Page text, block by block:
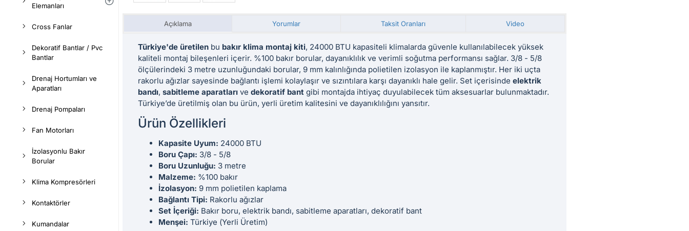
Elemanları
Cross Fanlar
Dekoratif Bantlar / Pvc
Bantlar
Drenaj Hortumları ve
Aparatları
Drenaj Pompaları
Fan Motorları
İzolasyonlu Bakır
Borular
Klima Kompresörleri
Kontaktörler
Kumandalar
Açıklama Yorumlar Taksit Oranları Video
Türkiye'de üretilen bu bakır klima montaj kiti, 24000 BTU kapasiteli klimalarda güvenle kullanılabilecek yüksek
kaliteli montaj bileşenleri içerir. %100 bakır borular, dayanıklılık ve verimli soğutma performansı sağlar. 3/8 - 5/8
ölçülerindeki 3 metre uzunluğundaki borular, 9 mm kalınlığında polietilen izolasyon ile kaplanmıştır. Her iki uçta
rakorlu ağızlar sayesinde bağlantı işlemi kolaylaşır ve sızıntılara karşı dayanıklı hale gelir. Set içerisinde elektrik
bandı, sabitleme aparatları ve dekoratif bant gibi montajda ihtiyaç duyulabilecek tüm aksesuarlar bulunmaktadır.
Türkiye’de üretilmiş olan bu ürün, yerli üretim kalitesini ve dayanıklılığını yansıtır.
Ürün Özellikleri
Kapasite Uyum: 24000 BTU
Boru Çapı: 3/8 - 5/8
Boru Uzunluğu: 3 metre
Malzeme: %100 bakır
İzolasyon: 9 mm polietilen kaplama
Bağlantı Tipi: Rakorlu ağızlar
Set İçeriği: Bakır boru, elektrik bandı, sabitleme aparatları, dekoratif bant
Menşei: Türkiye (Yerli Üretim)